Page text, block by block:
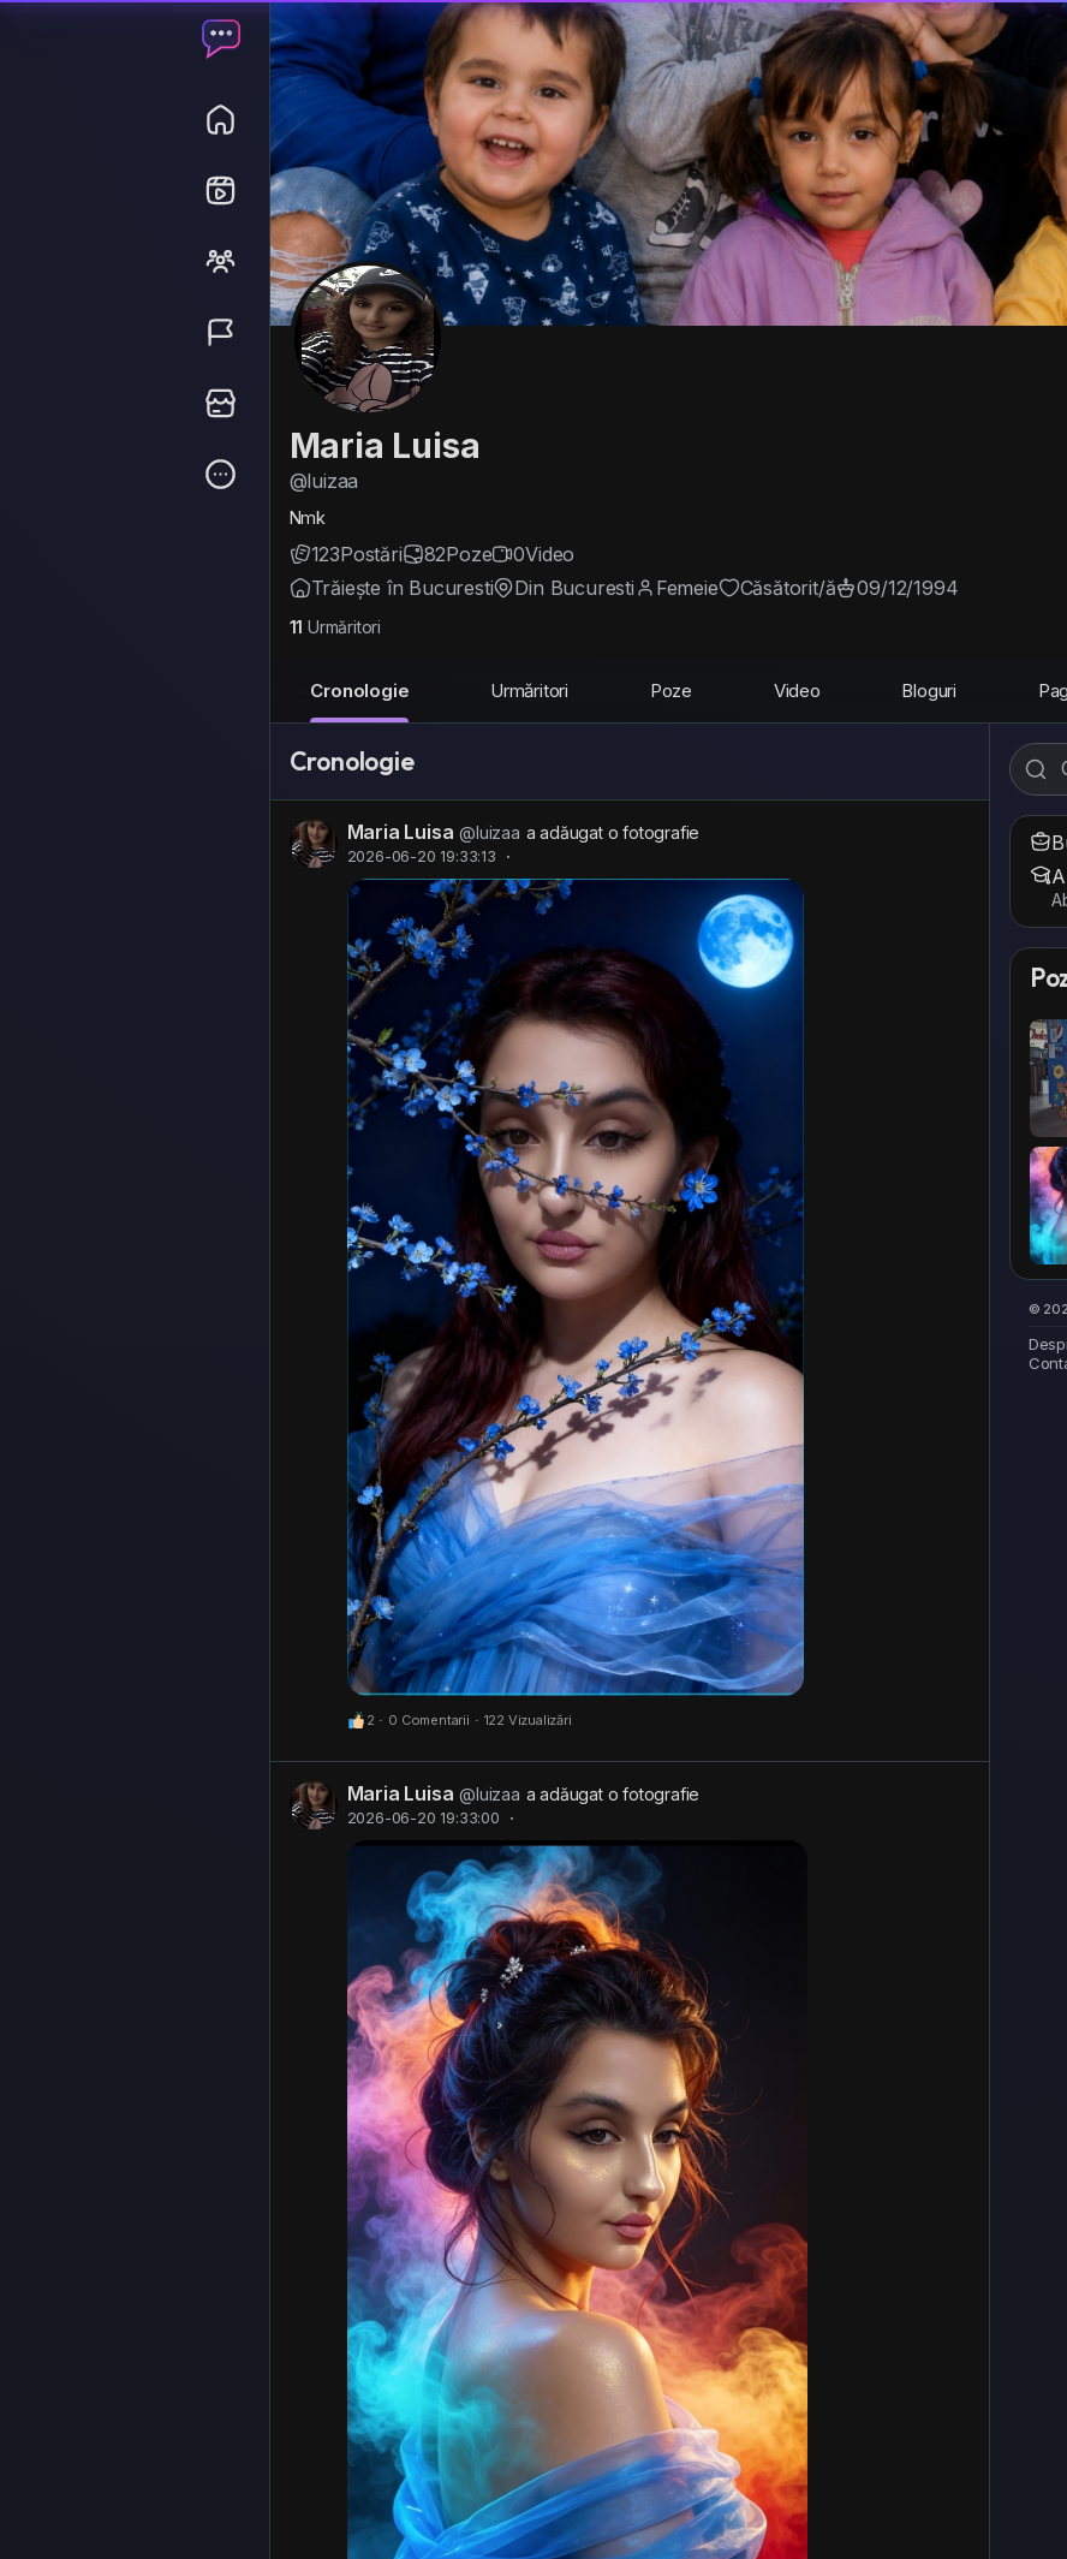
Maria Luisa
@luizaa
Nmk
123Postări 82Poze 0Video
Trăiește în Bucuresti
Din Bucuresti Femeie Căsătorit/ă 09/12/1994
11 Urmăritori
Cronologie Urmăritori Poze Video Bloguri
©
Cronologie
Maria Luisa @luizaa a adăugat o fotografie
2026-06-20 19:33:13 ·
2 · 0 Comentarii · 122 Vizualizări
Maria Luisa @luizaa a adăugat o fotografie
2026-06-20 19:33:00 ·